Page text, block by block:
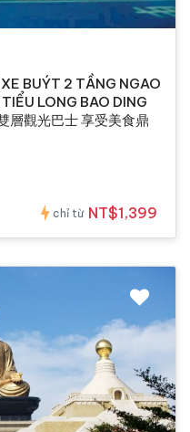
BUÝT 2 TẦNG NGAO
LONG BAO DING
層觀光巴士 享受美食鼎
chỉ từ NT$1,399